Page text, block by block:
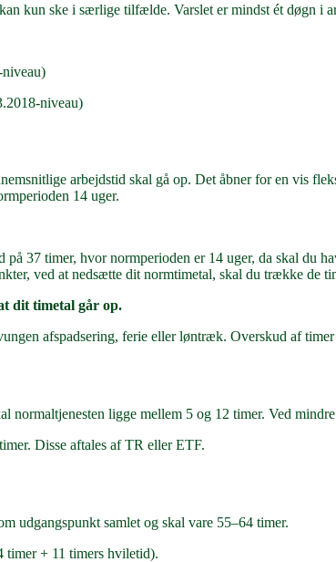
kun ske i særlige tilfælde. Varslet er mindst ét døgn i
niveau)
arbejdstid skal gå op. Det åbner for en vis
14 uger.
på 37 timer, hvor normperioden er 14 uger, da skal
ved at nedsætte dit normtimetal, skal du trække de
dit timetal går op.
afspadsering, ferie eller løntræk. Overskud af
normaltjenesten ligge mellem 5 og 12 timer. Ved
Disse aftales af TR eller ETF.
udgangspunkt samlet og skal vare 55–64 timer.
timer + 11 timers hviletid).